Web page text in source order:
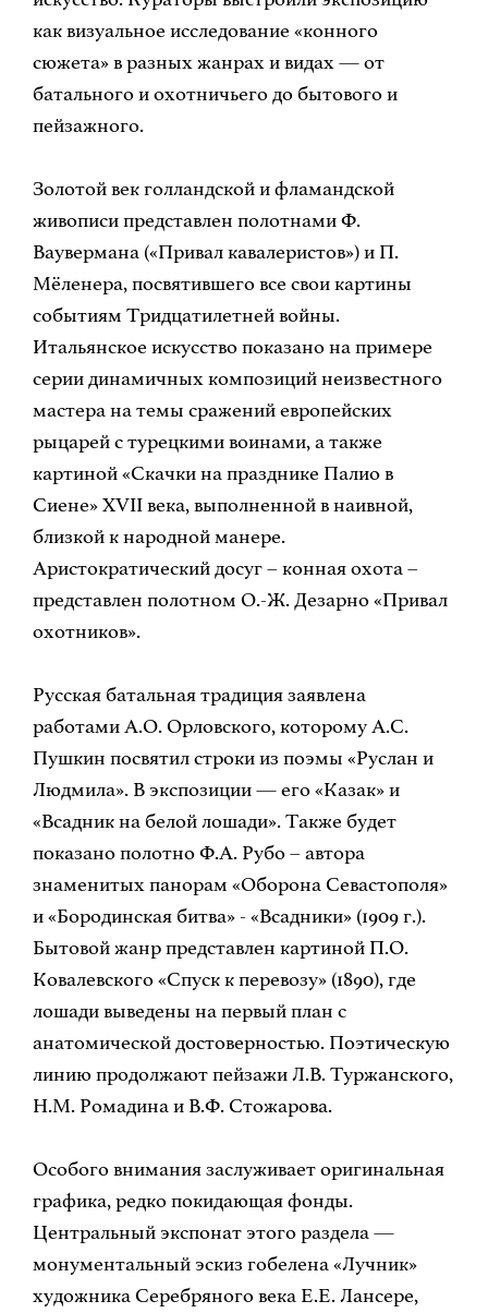
как визуальное исследование «конного
сюжета» в разных жанрах и видах — от
батального и охотничьего до бытового и
пейзажного.
Золотой век голландской и фламандской
живописи представлен полотнами Ф.
Ваувермана («Привал кавалеристов») и П.
Мёленера, посвятившего все свои картины
событиям Тридцатилетней войны.
Итальянское искусство показано на примере
серии динамичных композиций неизвестного
мастера на темы сражений европейских
рыцарей с турецкими воинами, а также
картиной «Скачки на празднике Палио в
Сиене» XVII века, выполненной в наивной,
близкой к народной манере.
Аристократический досуг – конная охота –
представлен полотном О.-Ж. Дезарно «Привал
охотников».
Русская батальная традиция заявлена
работами А.О. Орловского, которому А.С.
Пушкин посвятил строки из поэмы «Руслан и
Людмила». В экспозиции — его «Казак» и
«Всадник на белой лошади». Также будет
показано полотно Ф.А. Рубо – автора
знаменитых панорам «Оборона Севастополя»
и «Бородинская битва» - «Всадники» (1909 г.).
Бытовой жанр представлен картиной П.О.
Ковалевского «Спуск к перевозу» (1890), где
лошади выведены на первый план с
анатомической достоверностью. Поэтическую
линию продолжают пейзажи Л.В. Туржанского,
Н.М. Ромадина и В.Ф. Стожарова.
Особого внимания заслуживает оригинальная
графика, редко покидающая фонды.
Центральный экспонат этого раздела —
монументальный эскиз гобелена «Лучник»
художника Серебряного века Е.Е. Лансере,